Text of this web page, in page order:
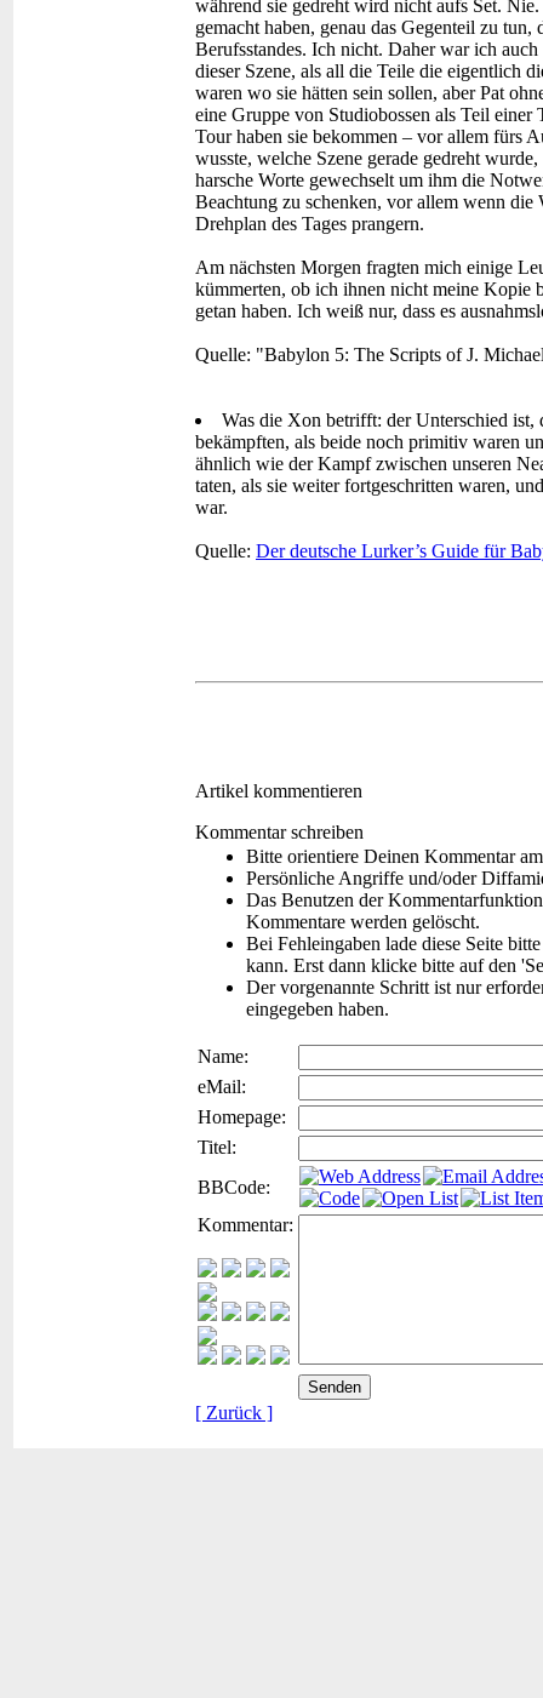
während sie gedreht wird nicht aufs Set.
gemacht haben, genau das Gegenteil zu
Berufsstandes. Ich nicht. Daher war ich
dieser Szene, als all die Teile die eigentlich
waren wo sie hätten sein sollen, aber Pat
eine Gruppe von Studiobossen als Teil
Tour haben sie bekommen – vor allem fürs
wusste, welche Szene gerade gedreht
harsche Worte gewechselt um ihm die
Beachtung zu schenken, vor allem wenn
Drehplan des Tages prangern.
Am nächsten Morgen fragten mich einige
kümmerten, ob ich ihnen nicht meine Kopie
getan haben. Ich weiß nur, dass es
Quelle: "Babylon 5: The Scripts of J.
Was die Xon betrifft: der Unterschied
bekämpften, als beide noch primitiv waren
ähnlich wie der Kampf zwischen unseren
taten, als sie weiter fortgeschritten waren,
war.
Quelle: Der deutsche Lurker’s Guide für
Artikel kommentieren
Kommentar schreiben
Bitte orientiere Deinen Kommentar
Persönliche Angriffe und/oder
Das Benutzen der
Kommentare werden gelöscht.
Bei Fehleingaben lade diese Seite
kann. Erst dann klicke bitte auf den
Der vorgenannte Schritt ist nur
eingegeben haben.
Name:
eMail:
Homepage:
Titel:
BBCode:
Kommentar:
[ Zurück ]